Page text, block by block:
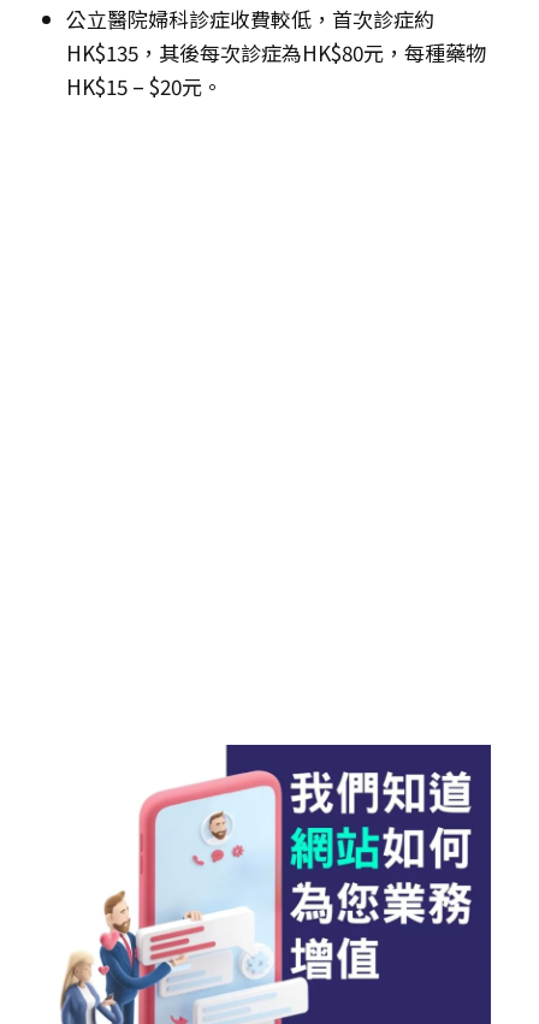
公立醫院婦科診症收費較低，首次診症約
HK$135，其後每次診症為HK$80元，每種藥物
HK$15 – $20元。